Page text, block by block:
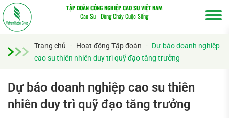
TẬP ĐOÀN CÔNG NGHIỆP CAO SU VIỆT NAM
Cao Su - Dòng Chảy Cuộc Sống
Trang chủ - Hoạt động Tập đoàn - Dự báo doanh nghiệp
cao su thiên nhiên duy trì quỹ đạo tăng trưởng
Dự báo doanh nghiệp cao su thiên
nhiên duy trì quỹ đạo tăng trưởng